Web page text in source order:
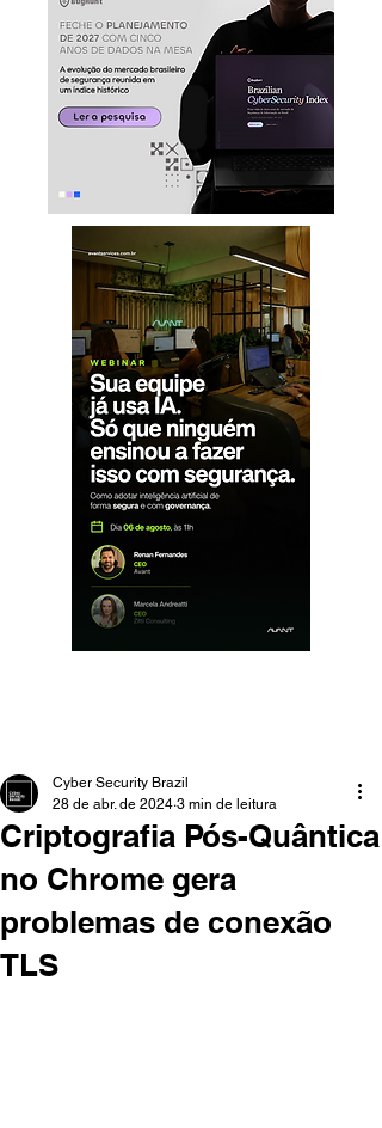
Criptografia Pós-Quântica
no Chrome gera
problemas de conexão
TLS
Cyber Security Brazil
28 de abr. de 2024 3 min de leitura